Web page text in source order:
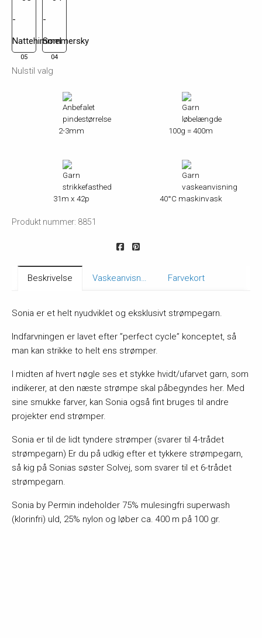
05 04
Nulstil valg
2-3mm 100g = 400m
31m x 42p 40°C maskinvask
Produkt nummer: 8851
Beskrivelse Vaskeanvisning Farvekort
Sonia er et helt nyudviklet og eksklusivt strømpegarn.
Indfarvningen er lavet efter ”perfect cycle” konceptet, så
man kan strikke to helt ens strømper.
I midten af hvert nøgle ses et stykke hvidt/ufarvet garn, som
indikerer, at den næste strømpe skal påbegyndes her. Med
sine smukke farver, kan Sonia også fint bruges til andre
projekter end strømper.
Sonia er til de lidt tyndere strømper (svarer til 4-trådet
strømpegarn) Er du på udkig efter et tykkere strømpegarn,
så kig på Sonias søster Solvej, som svarer til et 6-trådet
strømpegarn.
Sonia by Permin indeholder 75% mulesingfri superwash
(klorinfri) uld, 25% nylon og løber ca. 400 m på 100 gr.